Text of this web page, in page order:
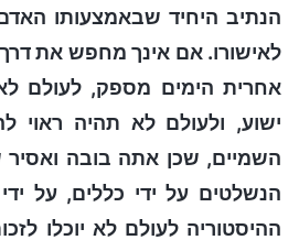
הנתיב היחיד שבאמצעותו
לאישורו. אם אינך מחפש את
אחרית הימים מספק, לעולם
ישוע, ולעולם לא תהיה ראוי
השמיים, שכן אתה בובה ואסיר
הנשלטים על ידי כללים, על ידי
ההיסטוריה לעולם לא יוכלו